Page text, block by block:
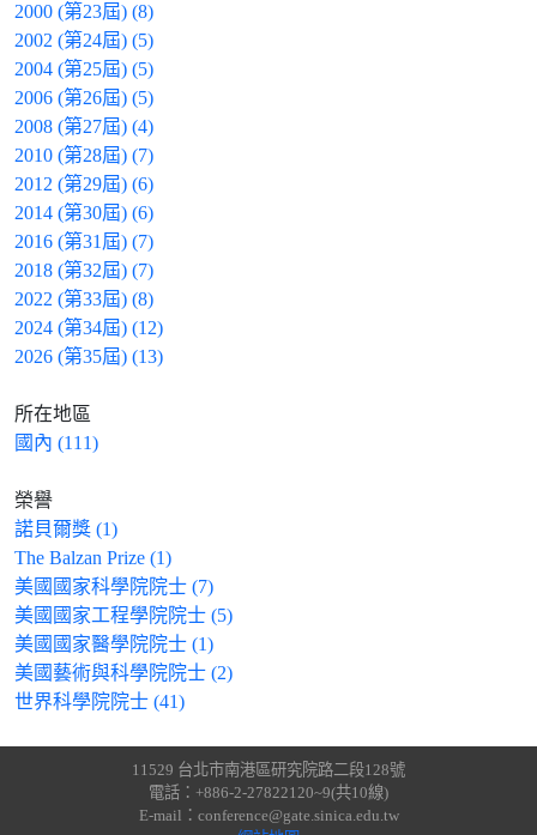
2000 (第23屆) (8)
2002 (第24屆) (5)
2004 (第25屆) (5)
2006 (第26屆) (5)
2008 (第27屆) (4)
2010 (第28屆) (7)
2012 (第29屆) (6)
2014 (第30屆) (6)
2016 (第31屆) (7)
2018 (第32屆) (7)
2022 (第33屆) (8)
2024 (第34屆) (12)
2026 (第35屆) (13)
所在地區
國內 (111)
榮譽
諾貝爾獎 (1)
The Balzan Prize (1)
美國國家科學院院士 (7)
美國國家工程學院院士 (5)
美國國家醫學院院士 (1)
美國藝術與科學院院士 (2)
世界科學院院士 (41)
11529 台北市南港區研究院路二段128號
電話：+886-2-27822120~9(共10線)
E-mail：conference@gate.sinica.edu.tw